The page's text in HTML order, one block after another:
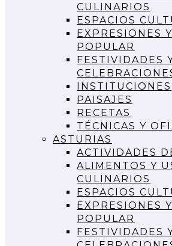
CULINARIOS
ESPACIOS
EXPRESIONES
POPULAR
FESTIVIDADES
INSTITUCIONES
PAISAJES
RECETAS
TÉCNICAS Y
ASTURIAS
ACTIVIDADES
ALIMENTOS Y
CULINARIOS
ESPACIOS
EXPRESIONES
POPULAR
FESTIVIDADES